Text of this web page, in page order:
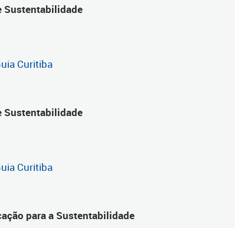
Sustentabilidade
Curitiba
Sustentabilidade
Curitiba
para a Sustentabilidade